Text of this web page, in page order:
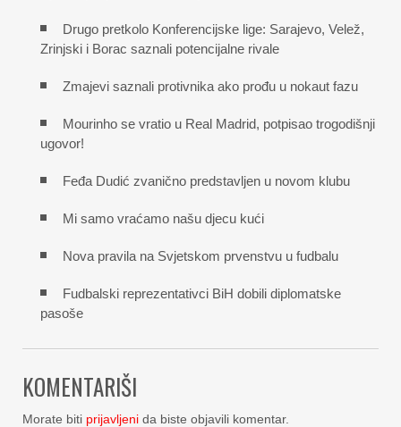
Drugo pretkolo Konferencijske lige: Sarajevo, Velež,
Zrinjski i Borac saznali potencijalne rivale
Zmajevi saznali protivnika ako prođu u nokaut fazu
Mourinho se vratio u Real Madrid, potpisao trogodišnji
ugovor!
Feđa Dudić zvanično predstavljen u novom klubu
Mi samo vraćamo našu djecu kući
Nova pravila na Svjetskom prvenstvu u fudbalu
Fudbalski reprezentativci BiH dobili diplomatske
pasoše
KOMENTARIŠI
Morate biti prijavljeni da biste objavili komentar.